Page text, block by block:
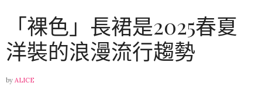
「裸色」長裙是2025春夏
洋裝的浪漫流行趨勢
by ALICE